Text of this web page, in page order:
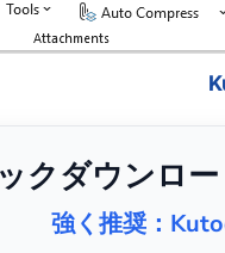
クダウンロ
強く推奨：